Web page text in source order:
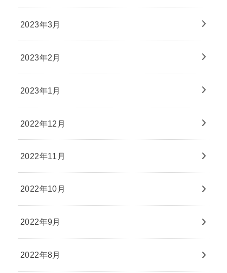
2023年3月
2023年2月
2023年1月
2022年12月
2022年11月
2022年10月
2022年9月
2022年8月